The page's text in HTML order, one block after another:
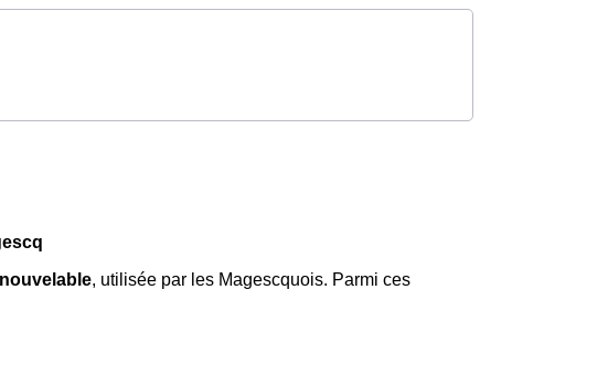
, utilisée par les Magescquois. Parmi ces